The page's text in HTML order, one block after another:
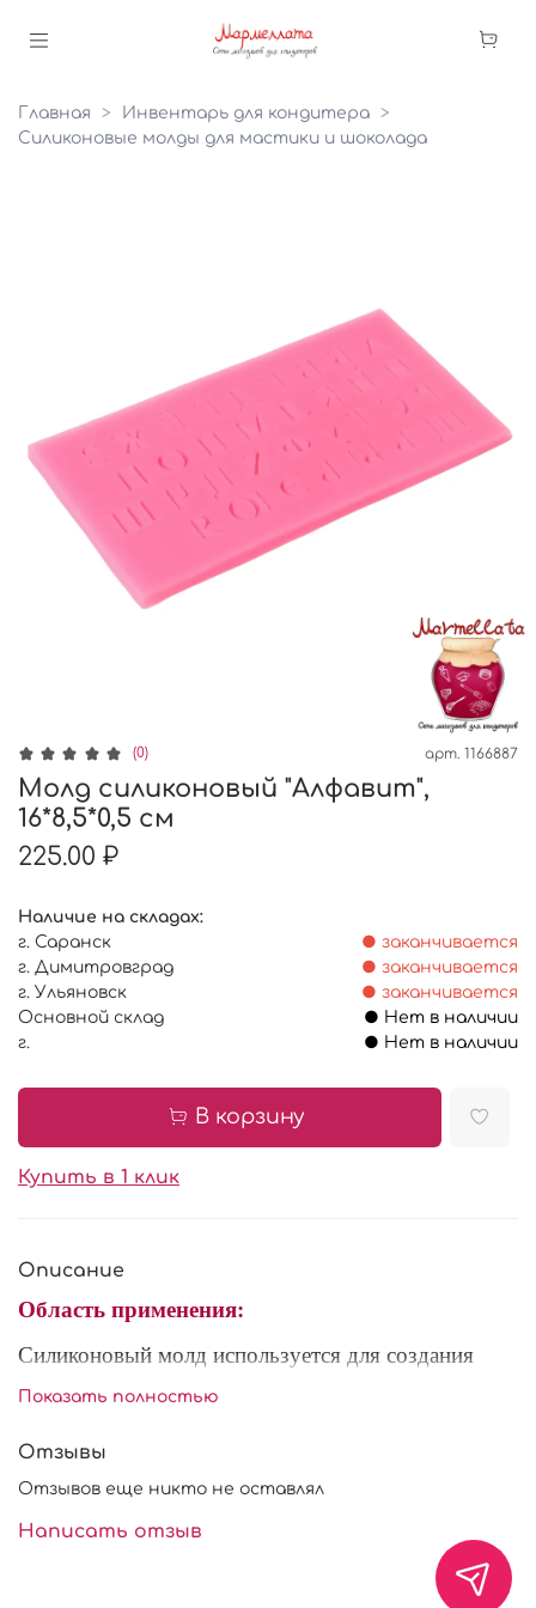
Главная
Инвентарь для кондитера
Силиконовые молды для мастики и шоколада
(0) арт. 1166887
Молд силиконовый "Алфавит",
16*8,5*0,5 см
225.00 ₽
Наличие на складах:
г. Саранск
● заканчивается
г. Димитровград
● заканчивается
г. Ульяновск
● заканчивается
Основной склад
● Нет в наличии
г.
● Нет в наличии
В корзину
Купить в 1 клик
Описание
Область применения:
Силиконовый молд используется для создания
украшений и декора из шоколада, мастики и
посыпать внутреннюю часть молда сахарной
готового изделия. Форма многоразового
использования.
Показать полностью
Отзывы
Отзывов еще никто не оставлял
Написать отзыв